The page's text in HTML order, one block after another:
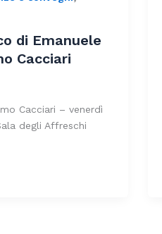
di Emanuele
Cacciari
Cacciari – venerdì
degli Affreschi